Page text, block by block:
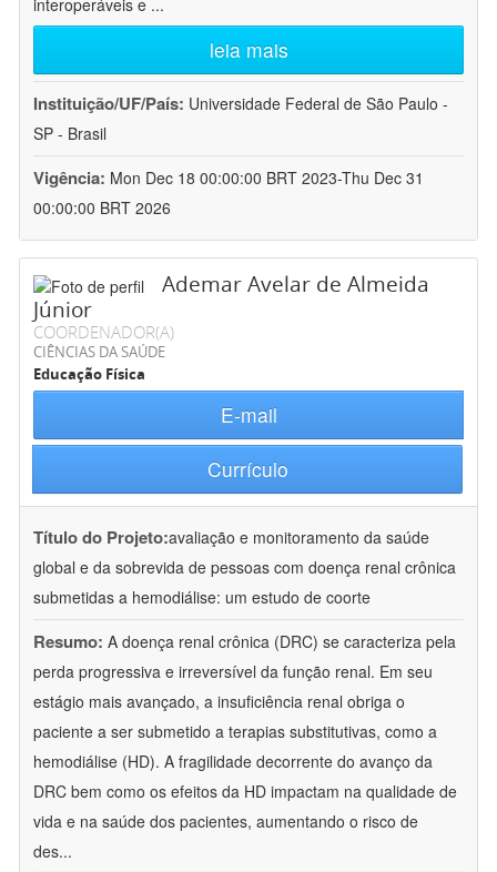
interoperáveis e ...
leia mais
Instituição/UF/País: Universidade Federal de São Paulo -
SP - Brasil
Vigência: Mon Dec 18 00:00:00 BRT 2023-Thu Dec 31
00:00:00 BRT 2026
Ademar Avelar de Almeida
Júnior
COORDENADOR(A)
CIÊNCIAS DA SAÚDE
Educação Física
E-mail
Currículo
Título do Projeto:avaliação e monitoramento da saúde
global e da sobrevida de pessoas com doença renal crônica
submetidas a hemodiálise: um estudo de coorte
Resumo: A doença renal crônica (DRC) se caracteriza pela
perda progressiva e irreversível da função renal. Em seu
estágio mais avançado, a insuficiência renal obriga o
paciente a ser submetido a terapias substitutivas, como a
hemodiálise (HD). A fragilidade decorrente do avanço da
DRC bem como os efeitos da HD impactam na qualidade de
vida e na saúde dos pacientes, aumentando o risco de
des...